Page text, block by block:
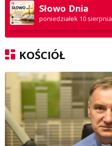
Słowo Dnia
poniedziałek 10 sierpnia
KOŚCIÓŁ